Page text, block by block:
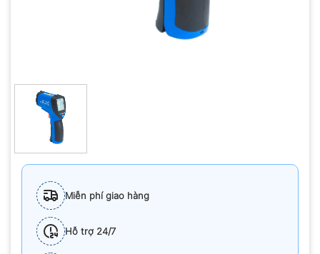
Miễn phí giao hàng
Hỗ trợ 24/7